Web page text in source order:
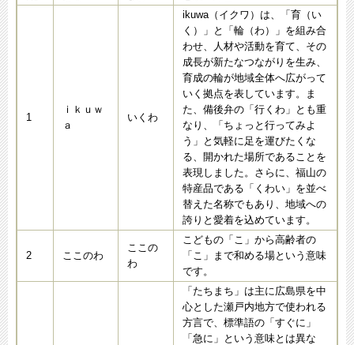
1
ｉｋｕｗ
ａ
いくわ
ikuwa（イクワ）は、「育（い
く）」と「輪（わ）」を組み合
わせ、人材や活動を育て、その
成長が新たなつながりを生み、
育成の輪が地域全体へ広がって
いく拠点を表しています。ま
た、備後弁の「行くわ」とも重
なり、「ちょっと行ってみよ
う」と気軽に足を運びたくな
る、開かれた場所であることを
表現しました。さらに、福山の
特産品である「くわい」を並べ
替えた名称でもあり、地域への
誇りと愛着を込めています。
2 ここのわ
ここの
わ
こどもの「こ」から高齢者の
「こ」まで和める場という意味
です。
「たちまち」は主に広島県を中
心とした瀬戸内地方で使われる
方言で、標準語の「すぐに」
「急に」という意味とは異な